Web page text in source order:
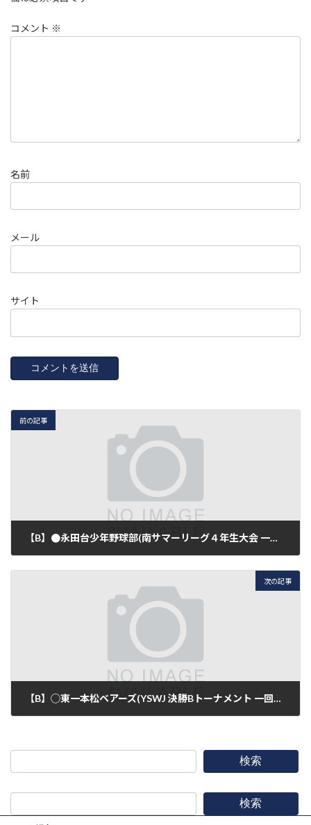
コメント ※
名前
メール
サイト
前の記事
【B】●永田台少年野球部(南サマーリーグ４年生大会 一回戦)8-1
次の記事
【B】◯東一本松ベアーズ(YSWJ 決勝Bトーナメント 一回戦)1-9
検索
検索